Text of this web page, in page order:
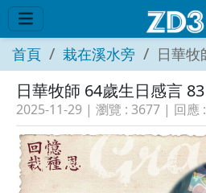
首頁 栽在溪水旁
日華牧師 64歲生日感言 83
2025-11-29 | 瀏覽 : 3677 | 回應 :